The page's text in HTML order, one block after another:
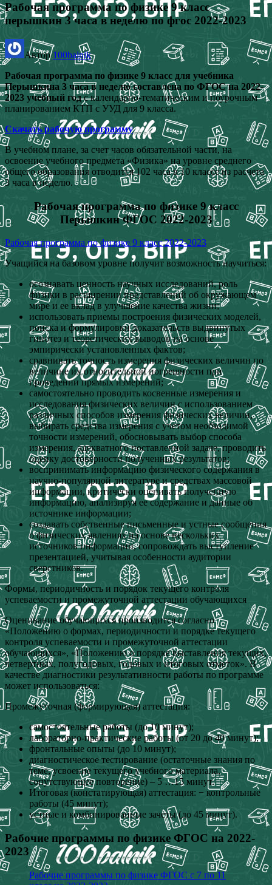
Рабочая программа по физике 9 класс
перышкин 3 часа в неделю по фгос 2022-2023
Автор100balnik
Рабочая программа по физике 9 класс для учебника
Перышкина 3 часа в неделю составлена по ФГОС на 2022-
2023 учебный годс календарно-тематическим и поурочным
планированием КТП с УУД для 9 класса.
Скачать рабочую программу
В учебном плане, за счет часов обязательной части, на
освоение учебного предмета «Физика» на уровне среднего
общего образования отводится 102 часа в 10 классе из расчета
3 часа в неделю.
Рабочая программа по физике 9 класс
Перышкин ФГОС 2022-2023
Рабочая программа по физике 9 класс 2022-2023
Учащийся на базовом уровне получит возможность научиться:
осознавать ценность научных исследований, роль
физики в расширении представлений об окружающем
мире и ее вклад в улучшение качества жизни;
использовать приемы построения физических моделей,
поиска и формулировки доказательств выдвинутых
гипотез и теоретических выводов на основе
эмпирически установленных фактов;
сравнивать точность измерения физических величин по
величине их относительной погрешности при
проведении прямых измерений;
самостоятельно проводить косвенные измерения и
исследования физических величин с использованием
различных способов измерения физических величин,
выбирать средства измерения с учетом необходимой
точности измерений, обосновывать выбор способа
измерения, адекватного поставленной задаче, проводить
оценку достоверности полученных результатов;
воспринимать информацию физического содержания в
научно-популярной литературе и средствах массовой
информации, критически оценивать полученную
информацию, анализируя ее содержание и данные об
источнике информации;
создавать собственные письменные и устные сообщения
о физических явлениях на основе нескольких
источников информации, сопровождать выступление
презентацией, учитывая особенности аудитории
сверстников.
Формы, периодичность и порядок текущего контроля
успеваемости и промежуточной аттестации обучающихся
Оценивание обучающихся производится согласно
«Положению о формах, периодичности и порядке текущего
контроля успеваемости и промежуточной аттестации
обучающихся», «Положению о порядке выставления текущих,
четвертных, полугодовых, годовых и итоговых отметок». В
качестве диагностики результативности работы по программе
может использоваться:
Промежуточная (формирующая) аттестация:
самостоятельные работы (до 10 минут);
лабораторно-практические работы (от 20 до 40 минут);
фронтальные опыты (до 10 минут);
диагностическое тестирование (остаточные знания по
теме, усвоение текущего учебного материала,
сопутствующее повторение) – 5 …15 минут.
Итоговая (констатирующая) аттестация: − контрольные
работы (45 минут);
устные и комбинированные зачеты (до 45 минут).
Рабочие программы по физике ФГОС на 2022-
2023
Рабочие программы по физике ФГОС с 7 по 11